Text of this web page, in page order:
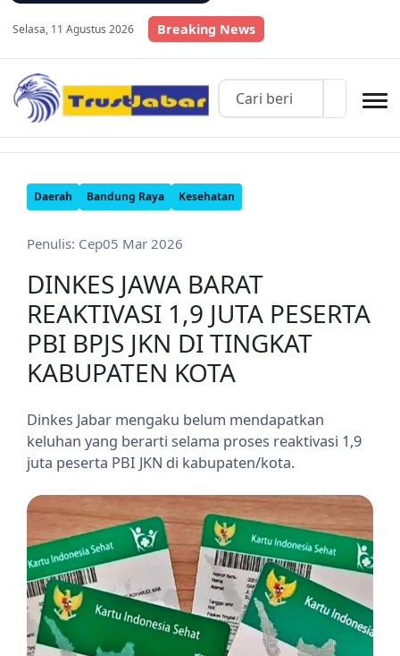
Selasa, 11 Agustus 2026 Breaking News
Daerah Bandung Raya Kesehatan
Penulis: Cep05 Mar 2026
DINKES JAWA BARAT
REAKTIVASI 1,9 JUTA PESERTA
PBI BPJS JKN DI TINGKAT
KABUPATEN KOTA
Dinkes Jabar mengaku belum mendapatkan
keluhan yang berarti selama proses reaktivasi 1,9
juta peserta PBI JKN di kabupaten/kota.